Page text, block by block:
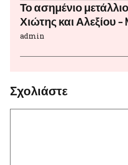
Το ασημένιο
Χιώτης και Αλεξίου –
admin
Σχολιάστε